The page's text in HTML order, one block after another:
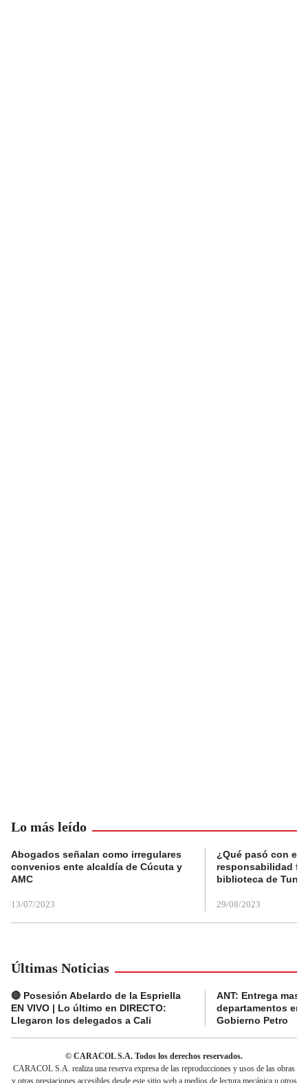
Lo más leído
Abogados señalan como irregulares
convenios ente alcaldía de Cúcuta y
AMC
13/07/2023
¿Qué pasó con el
responsabilidad
biblioteca de
29/08/2023
Últimas Noticias
🔴 Posesión Abelardo de la Espriella
EN VIVO | Lo último en DIRECTO:
Llegaron los delegados a Cali
ANT: Entrega
departamentos en
Gobierno Petro
© CARACOL S.A. Todos los derechos reservados.
CARACOL S.A. realiza una reserva expresa de las reproducciones y usos de las obras
y otras prestaciones accesibles desde este sitio web a medios de lectura mecánica u otros